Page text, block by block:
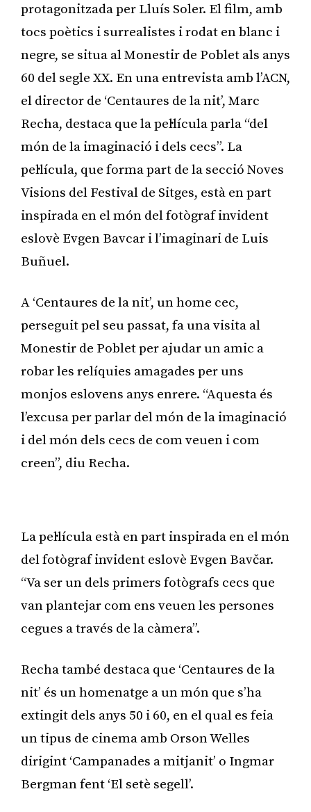
protagonitzada per Lluís Soler. El film, amb
tocs poètics i surrealistes i rodat en blanc i
negre, se situa al Monestir de Poblet als anys
60 del segle XX. En una entrevista amb l’ACN,
el director de ‘Centaures de la nit’, Marc
Recha, destaca que la pel·lícula parla “del
món de la imaginació i dels cecs”. La
pel·lícula, que forma part de la secció Noves
Visions del Festival de Sitges, està en part
inspirada en el món del fotògraf invident
eslovè Evgen Bavcar i l’imaginari de Luis
Buñuel.
A ‘Centaures de la nit’, un home cec,
perseguit pel seu passat, fa una visita al
Monestir de Poblet per ajudar un amic a
robar les relíquies amagades per uns
monjos eslovens anys enrere. “Aquesta és
l’excusa per parlar del món de la imaginació
i del món dels cecs de com veuen i com
creen”, diu Recha.
La pel·lícula està en part inspirada en el món
del fotògraf invident eslovè Evgen Bavčar.
“Va ser un dels primers fotògrafs cecs que
van plantejar com ens veuen les persones
cegues a través de la càmera”.
Recha també destaca que ‘Centaures de la
nit’ és un homenatge a un món que s’ha
extingit dels anys 50 i 60, en el qual es feia
un tipus de cinema amb Orson Welles
dirigint ‘Campanades a mitjanit’ o Ingmar
Bergman fent ‘El setè segell’.